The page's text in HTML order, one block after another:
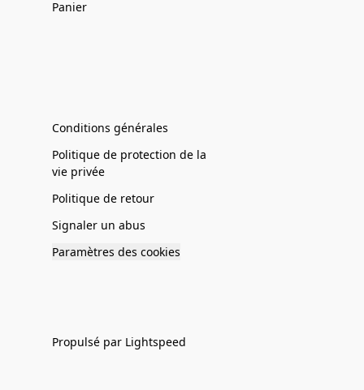
Panier
Conditions générales
Politique de protection de la
vie privée
Politique de retour
Signaler un abus
Paramètres des cookies
Propulsé par Lightspeed